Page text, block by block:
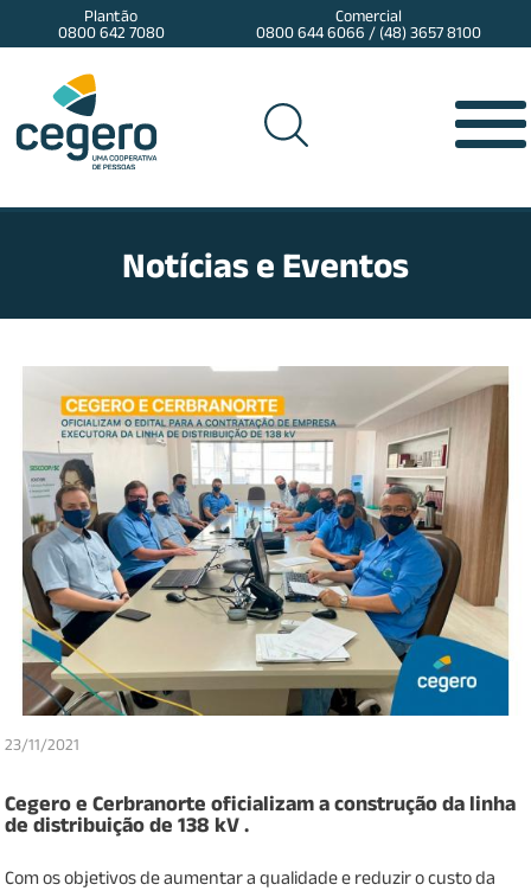
Plantão
0800 642 7080
Comercial
0800 644 6066 / (48) 3657 8100
Notícias e Eventos
23/11/2021
Cegero e Cerbranorte oficializam a construção da linha
de distribuição de 138 kV .
Com os objetivos de aumentar a qualidade e reduzir o custo da